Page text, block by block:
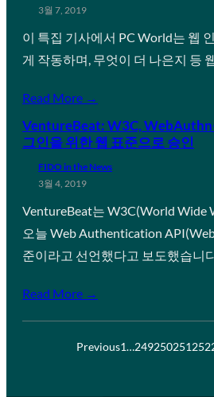
3월 7, 2019
이 특집 기사에서 PC World는 웹
게 작동하며, 무엇이 더 나은지 등
Read More →
VentureBeat: W3C, WebAuthn
그인을 위한 웹 표준으로 승인
FIDO in the News
3월 4, 2019
VentureBeat는 W3C(World Wide
오늘 Web Authentication
준이라고 선언했다고 보도했습니
Read More →
Previous1…249250251252